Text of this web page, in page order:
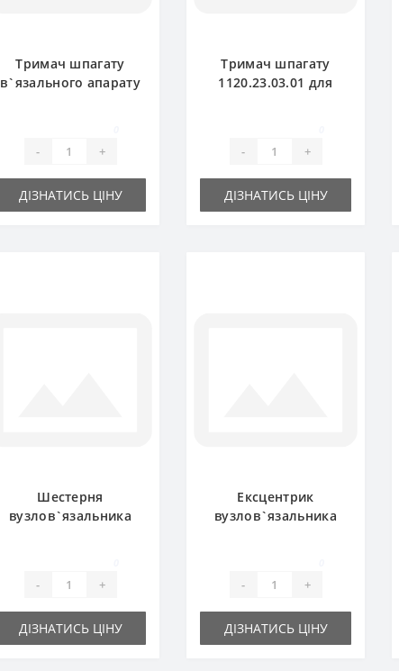
Тримач шпагату
в`язального апарату
- +
ДІЗНАТИСЬ ЦІНУ
Тримач шпагату
1120.23.03.01 для
- +
ДІЗНАТИСЬ ЦІНУ
Шестерня
вузлов`язальника
- +
ДІЗНАТИСЬ ЦІНУ
Ексцентрик
вузлов`язальника
- +
ДІЗНАТИСЬ ЦІНУ